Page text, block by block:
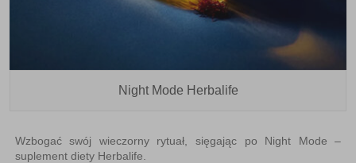
Night Mode Herbalife
Wzbogać swój wieczorny rytuał, sięgając po Night Mode –
suplement diety Herbalife.